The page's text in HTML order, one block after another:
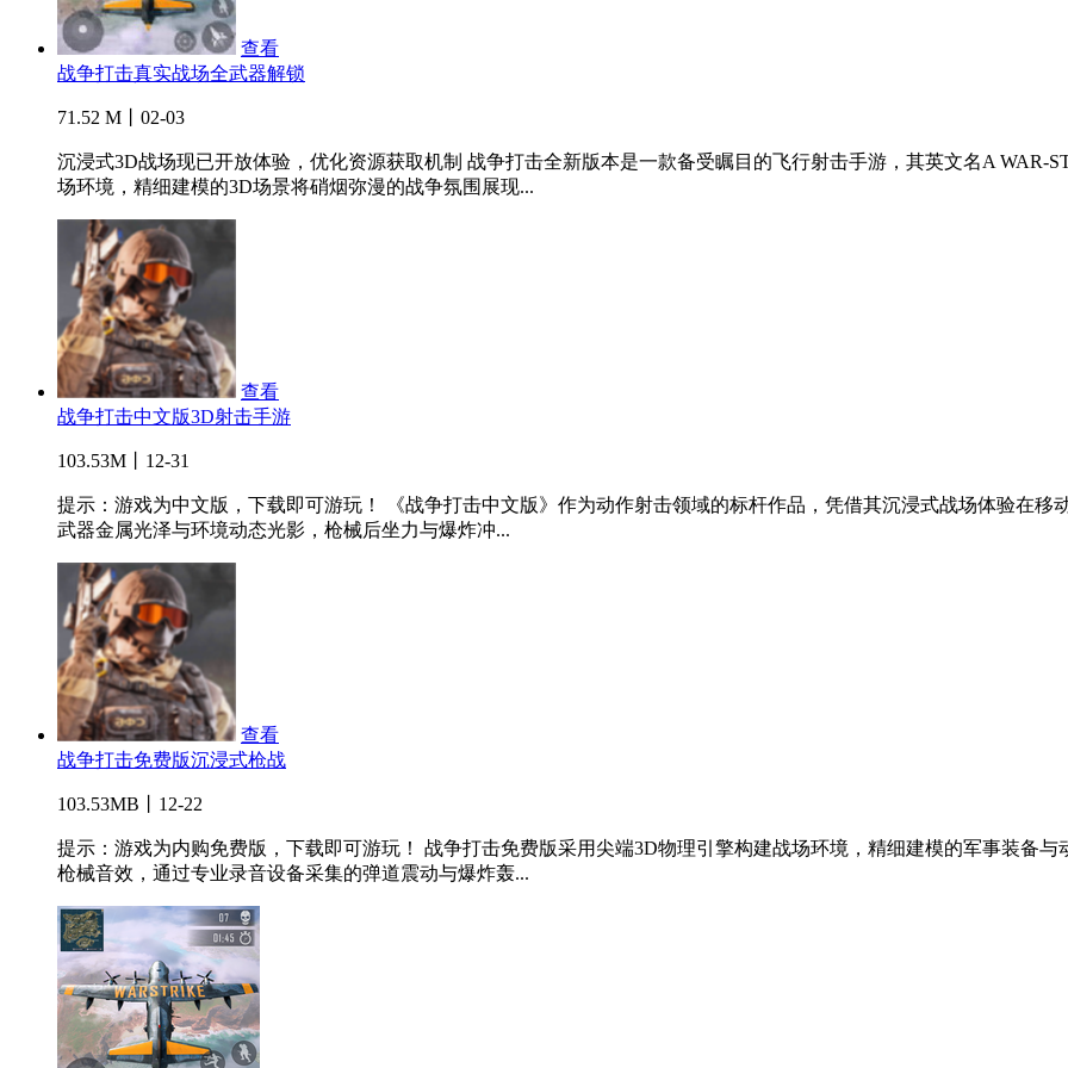
查看
战争打击真实战场全武器解锁
71.52 M丨02-03
沉浸式3D战场现已开放体验，优化资源获取机制 战争打击全新版本是一款备受瞩目的飞行射击手游，其英文名A WAR-
场环境，精细建模的3D场景将硝烟弥漫的战争氛围展现...
查看
战争打击中文版3D射击手游
103.53M丨12-31
提示：游戏为中文版，下载即可游玩！ 《战争打击中文版》作为动作射击领域的标杆作品，凭借其沉浸式战场体验在
武器金属光泽与环境动态光影，枪械后坐力与爆炸冲...
查看
战争打击免费版沉浸式枪战
103.53MB丨12-22
提示：游戏为内购免费版，下载即可游玩！ 战争打击免费版采用尖端3D物理引擎构建战场环境，精细建模的军事装备
枪械音效，通过专业录音设备采集的弹道震动与爆炸轰...